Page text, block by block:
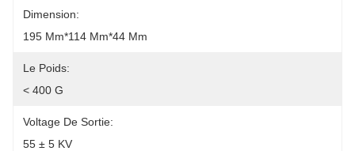
Dimension:
195 Mm*114 Mm*44 Mm
Le Poids:
< 400 G
Voltage De Sortie:
55 ± 5 KV